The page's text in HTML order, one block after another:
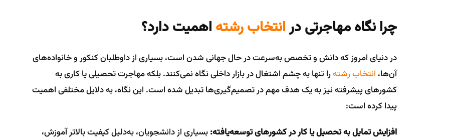
چرا نگاه مهاجرتی درانتخاب رشته اهمیت دارد؟
در دنیای امروز که دانش و تخصص به‌سرعت در حال جهانی شدن است، بسیاری از داوطلبان کنکور و خانواده‌های
آن‌ها، انتخاب رشتهرا تنها به چشم اشتغال در بازار داخلی نگاه نمی‌کنند. بلکه مهاجرت تحصیلی یا کاری به
کشورهای پیشرفته نیز به یک هدف مهم در تصمیم‌گیری‌ها تبدیل شده است. این نگاه، به دلایل مختلفی اهمیت
پیدا کرده است:
افزایش تمایل به تحصیل یا کار در کشورهای توسعه‌یافته:بسیاری از دانشجویان، به‌دلیل کیفیت بالاتر آموزش،